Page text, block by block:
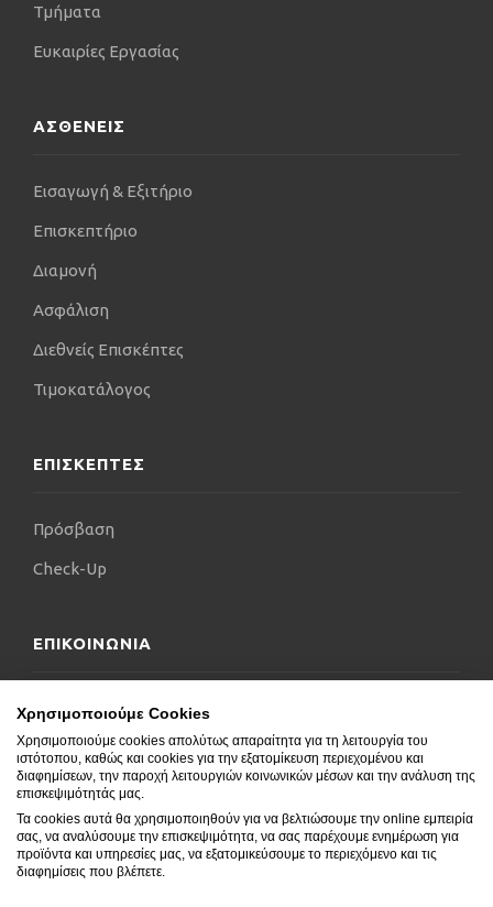
Τμήματα
Ευκαιρίες Εργασίας
ΑΣΘΕΝΕΙΣ
Εισαγωγή & Εξιτήριο
Επισκεπτήριο
Διαμονή
Ασφάλιση
Διεθνείς Επισκέπτες
Τιμοκατάλογος
ΕΠΙΣΚΕΠΤΕΣ
Πρόσβαση
Check-Up
ΕΠΙΚΟΙΝΩΝΙΑ
Επικοινωνήστε μαζί μας
Δήλωση Προσβασιμότητας
Συχνές Ερωτήσεις
Blog
Χρησιμοποιούμε Cookies
Χρησιμοποιούμε cookies απολύτως απαραίτητα για τη λειτουργία του
ιστότοπου, καθώς και cookies για την εξατομίκευση περιεχομένου και
διαφημίσεων, την παροχή λειτουργιών κοινωνικών μέσων και την ανάλυση της
επισκεψιμότητάς μας.
Τα cookies αυτά θα χρησιμοποιηθούν για να βελτιώσουμε την online εμπειρία
σας, να αναλύσουμε την επισκεψιμότητα, να σας παρέχουμε ενημέρωση για
προϊόντα και υπηρεσίες μας, να εξατομικεύσουμε το περιεχόμενο και τις
διαφημίσεις που βλέπετε.